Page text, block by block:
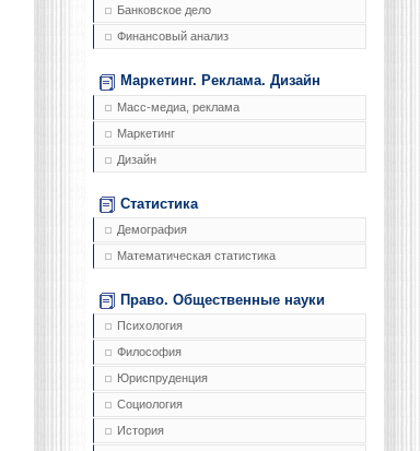
Банковское дело
Финансовый анализ
Маркетинг. Реклама. Дизайн
Масс-медиа, реклама
Маркетинг
Дизайн
Статистика
Демография
Математическая статистика
Право. Общественные науки
Психология
Философия
Юриспруденция
Социология
История